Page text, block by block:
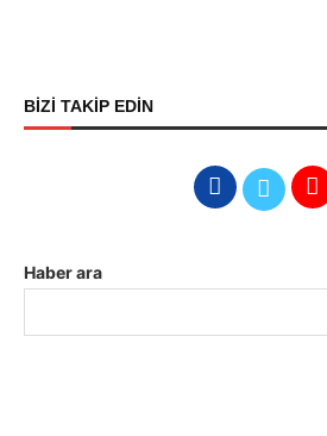
BİZİ TAKİP EDİN
Haber ara